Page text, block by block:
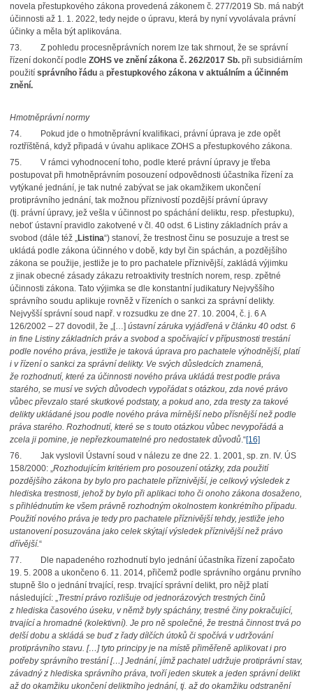
novela přestupkového zákona provedená zákonem č. 277/2019 Sb. má nabýt
účinnosti až 1. 1. 2022, tedy nejde o úpravu, která by nyní vyvolávala právní
účinky a měla být aplikována.
73.
Z pohledu procesněprávních norem lze tak shrnout, že se správní
řízení dokončí podle ZOHS ve znění zákona č. 262/2017 Sb.při subsidiárním
použití správního řádua přestupkového zákona v aktuálním a účinném
znění.
Hmotněprávní normy
74.
Pokud jde o hmotněprávní kvalifikaci, právní úprava je zde opět
roztříštěná, když připadá v úvahu aplikace ZOHS a přestupkového zákona.
75.
V rámci vyhodnocení toho, podle které právní úpravy je třeba
postupovat při hmotněprávním posouzení odpovědnosti účastníka řízení za
vytýkané jednání, je tak nutné zabývat se jak okamžikem ukončení
protiprávního jednání, tak možnou příznivostí pozdější právní úpravy
(tj. právní úpravy, jež vešla v účinnost po spáchání deliktu, resp. přestupku),
neboť ústavní pravidlo zakotvené v čl. 40 odst. 6 Listiny základních práv a
svobod (dále též „Listina“) stanoví, že trestnost činu se posuzuje a trest se
ukládá podle zákona účinného v době, kdy byl čin spáchán, a pozdějšího
zákona se použije, jestliže je to pro pachatele příznivější, zakládá výjimku
z jinak obecné zásady zákazu retroaktivity trestních norem, resp. zpětné
účinnosti zákona. Tato výjimka se dle konstantní judikatury Nejvyššího
správního soudu aplikuje rovněž v řízeních o sankci za správní delikty.
Nejvyšší správní soud např. v rozsudku ze dne 27. 10. 2004, č. j. 6 A
126/2002 – 27 dovodil, že „[…] ústavní záruka vyjádřená v článku 40 odst. 6
in fine Listiny základních práv a svobod a spočívající v přípustnosti trestání
podle nového práva, jestliže je taková úprava pro pachatele výhodnější, platí
i v řízení o sankci za správní delikty. Ve svých důsledcích znamená,
že rozhodnutí, které za účinnosti nového práva ukládá trest podle práva
starého, se musí ve svých důvodech vypořádat s otázkou, zda nové právo
vůbec převzalo staré skutkové podstaty, a pokud ano, zda tresty za takové
delikty ukládané jsou podle nového práva mírnější nebo přísnější než podle
práva starého. Rozhodnutí, které se s touto otázkou vůbec nevypořádá a
zcela ji pomine, je nepřezkoumatelné pro nedostatek důvodů.“[16]
76.
Jak vyslovil Ústavní soud v nálezu ze dne 22. 1. 2001, sp. zn. IV. ÚS
158/2000: „Rozhodujícím kritériem pro posouzení otázky, zda použití
pozdějšího zákona by bylo pro pachatele příznivější, je celkový výsledek z
hlediska trestnosti, jehož by bylo při aplikaci toho či onoho zákona dosaženo,
s přihlédnutím ke všem právně rozhodným okolnostem konkrétního případu.
Použití nového práva je tedy pro pachatele příznivější tehdy, jestliže jeho
ustanovení posuzována jako celek skýtají výsledek příznivější než právo
dřívější.“
77.
Dle napadeného rozhodnutí bylo jednání účastníka řízení započato
19. 5. 2008 a ukončeno 6. 11. 2014, přičemž podle správního orgánu prvního
stupně šlo o jednání trvající, resp. trvající správní delikt, pro nějž platí
následující: „Trestní právo rozlišuje od jednorázových trestných činů
z hlediska časového úseku, v němž byly spáchány, trestné činy pokračující,
trvající a hromadné (kolektivní). Je pro ně společné, že trestná činnost trvá po
delší dobu a skládá se buď z řady dílčích útoků či spočívá v udržování
protiprávního stavu. […] tyto principy je na místě přiměřeně aplikovat i pro
potřeby správního trestání […] Jednání, jímž pachatel udržuje protiprávní stav,
závadný z hlediska správního práva, tvoří jeden skutek a jeden správní delikt
až do okamžiku ukončení deliktního jednání, tj. až do okamžiku odstranění